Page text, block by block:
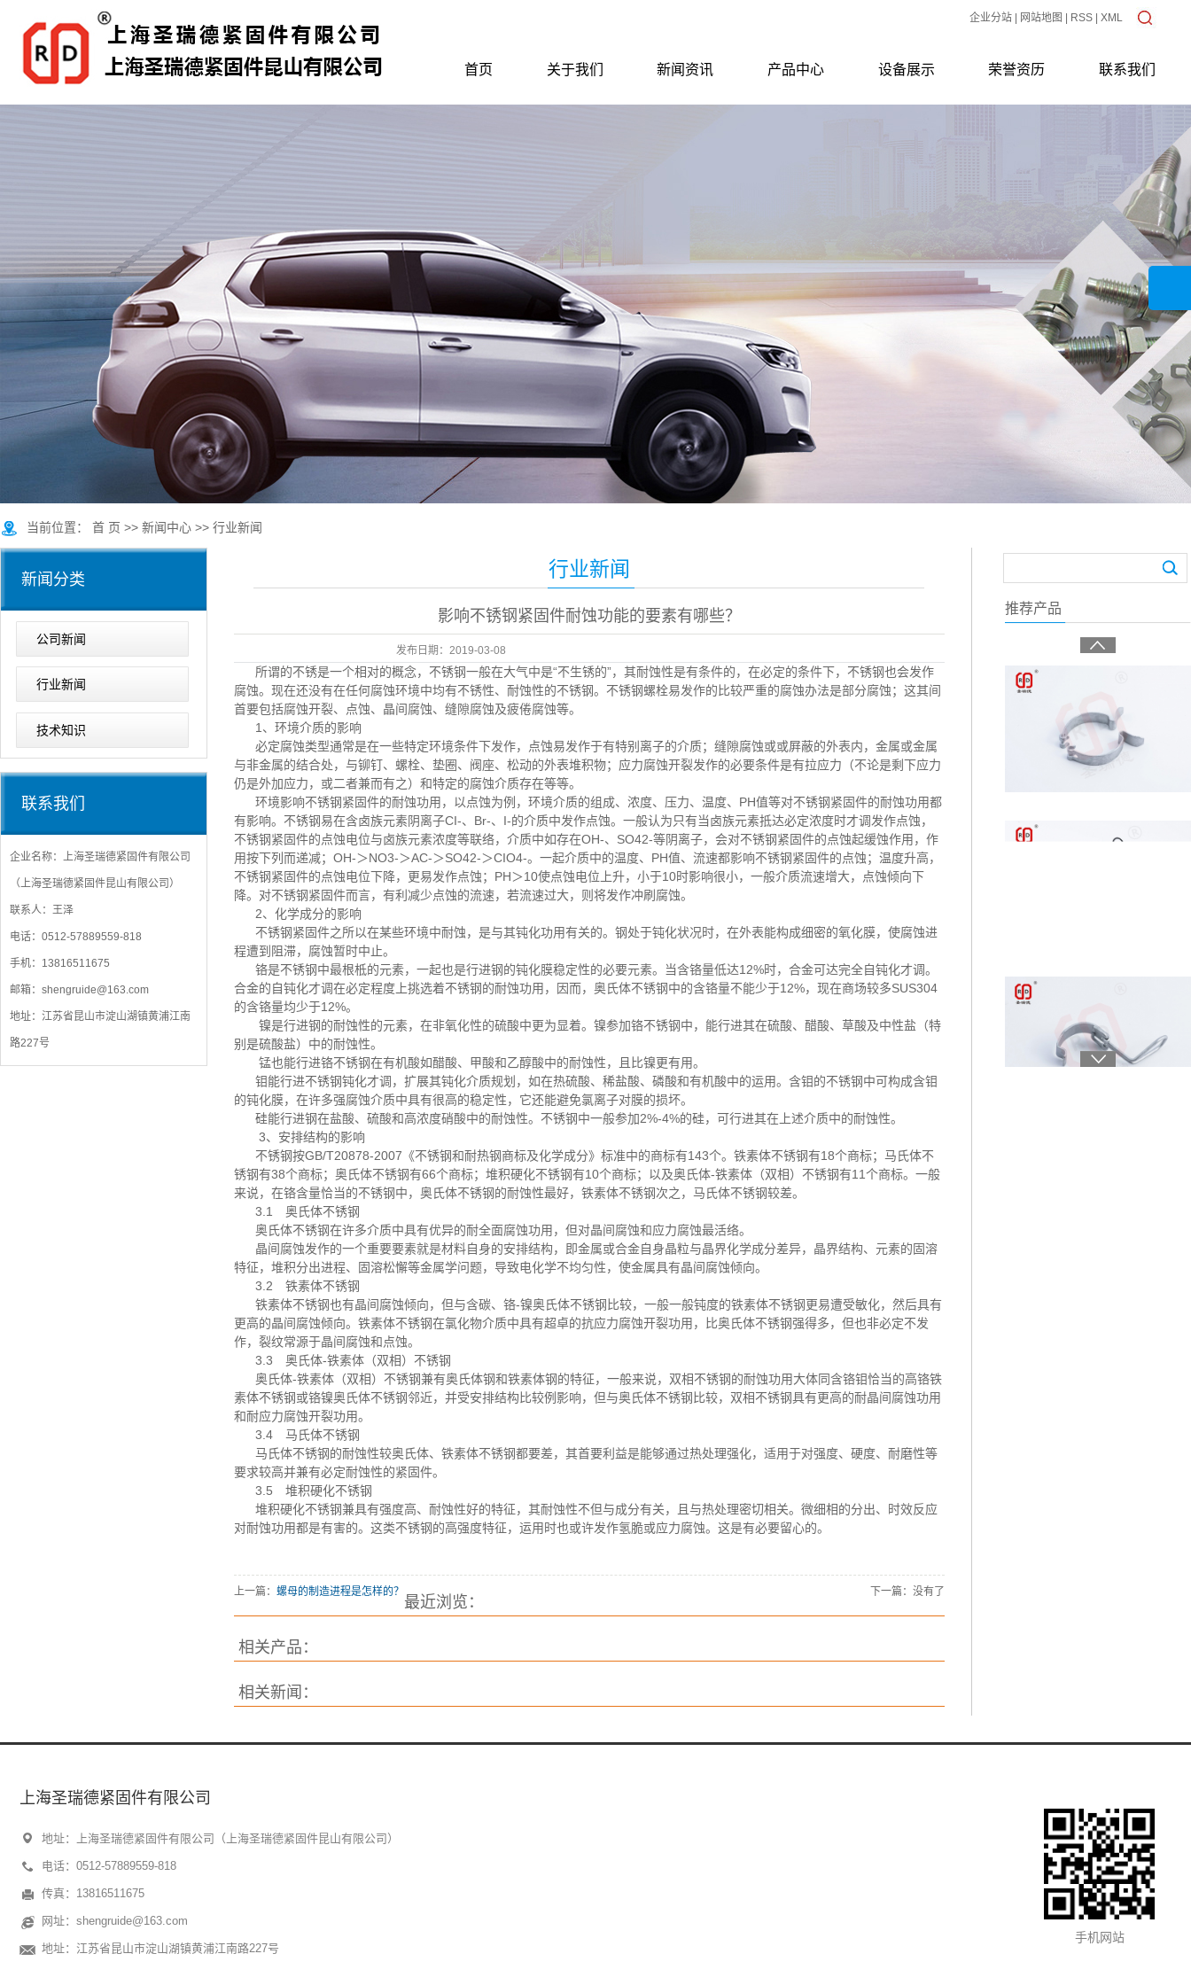
企业分站 网站地图 RSS XML
首页 关于我们 新闻资讯 产品中心
冷镦类
组合件
设备展示 荣誉资历 联系我们
当前位置： 首 页 >> 新闻中心 >> 行业新闻
新闻分类
公司新闻
行业新闻
技术知识
联系我们
企业名称：上海圣瑞德紧固件有限公司
（上海圣瑞德紧固件昆山有限公司）
联系人：王泽
电话：0512-57889559-818
手机：13816511675
邮箱：shengruide@163.com
地址：江苏省昆山市淀山湖镇黄浦江南
路227号
行业新闻
影响不锈钢紧固件耐蚀功能的要素有哪些？
发布日期： 2019-03-08
所谓的不锈是一个相对的概念，不锈钢一般在大气中是“不生锈的”，其耐蚀性是有条件的，在必定的条件下，不锈钢也会发作
腐蚀。现在还没有在任何腐蚀环境中均有不锈性、耐蚀性的不锈钢。不锈钢螺栓易发作的比较严重的腐蚀办法是部分腐蚀；这其间
首要包括腐蚀开裂、点蚀、晶间腐蚀、缝隙腐蚀及疲倦腐蚀等。
1、环境介质的影响
必定腐蚀类型通常是在一些特定环境条件下发作，点蚀易发作于有特别离子的介质；缝隙腐蚀或或屛蔽的外表内，金属或金属
与非金属的结合处，与铆钉、螺栓、垫圈、阀座、松动的外表堆积物；应力腐蚀开裂发作的必要条件是有拉应力（不论是剩下应力
仍是外加应力，或二者兼而有之）和特定的腐蚀介质存在等等。
环境影响不锈钢紧固件的耐蚀功用，以点蚀为例，环境介质的组成、浓度、压力、温度、PH值等对不锈钢紧固件的耐蚀功用都
有影响。不锈钢易在含卤族元素阴离子CI-、Br-、I-的介质中发作点蚀。一般认为只有当卤族元素抵达必定浓度时才调发作点蚀，
不锈钢紧固件的点蚀电位与卤族元素浓度等联络，介质中如存在OH-、SO42-等阴离子，会对不锈钢紧固件的点蚀起缓蚀作用，作
用按下列而递减；OH-＞NO3-＞AC-＞SO42-＞CIO4-。一起介质中的温度、PH值、流速都影响不锈钢紧固件的点蚀；温度升高，
不锈钢紧固件的点蚀电位下降，更易发作点蚀；PH＞10使点蚀电位上升，小于10时影响很小，一般介质流速增大，点蚀倾向下
降。对不锈钢紧固件而言，有利减少点蚀的流速，若流速过大，则将发作冲刷腐蚀。
2、化学成分的影响
不锈钢紧固件之所以在某些环境中耐蚀，是与其钝化功用有关的。钢处于钝化状况时，在外表能构成细密的氧化膜，使腐蚀进
程遭到阻滞，腐蚀暂时中止。
铬是不锈钢中最根柢的元素，一起也是行进钢的钝化膜稳定性的必要元素。当含铬量低达12%时，合金可达完全自钝化才调。
合金的自钝化才调在必定程度上挑选着不锈钢的耐蚀功用，因而，奥氏体不锈钢中的含铬量不能少于12%，现在商场较多SUS304
的含铬量均少于12%。
镍是行进钢的耐蚀性的元素，在非氧化性的硫酸中更为显着。镍参加铬不锈钢中，能行进其在硫酸、醋酸、草酸及中性盐（特
别是硫酸盐）中的耐蚀性。
锰也能行进铬不锈钢在有机酸如醋酸、甲酸和乙醇酸中的耐蚀性，且比镍更有用。
钼能行进不锈钢钝化才调，扩展其钝化介质规划，如在热硫酸、稀盐酸、磷酸和有机酸中的运用。含钼的不锈钢中可构成含钼
的钝化膜，在许多强腐蚀介质中具有很高的稳定性，它还能避免氯离子对膜的损坏。
硅能行进钢在盐酸、硫酸和高浓度硝酸中的耐蚀性。不锈钢中一般参加2%-4%的硅，可行进其在上述介质中的耐蚀性。
3、安排结构的影响
不锈钢按GB/T20878-2007《不锈钢和耐热钢商标及化学成分》标准中的商标有143个。铁素体不锈钢有18个商标；马氏体不
锈钢有38个商标；奥氏体不锈钢有66个商标；堆积硬化不锈钢有10个商标；以及奥氏体-铁素体（双相）不锈钢有11个商标。一般
来说，在铬含量恰当的不锈钢中，奥氏体不锈钢的耐蚀性最好，铁素体不锈钢次之，马氏体不锈钢较差。
3.1 奥氏体不锈钢
奥氏体不锈钢在许多介质中具有优异的耐全面腐蚀功用，但对晶间腐蚀和应力腐蚀最活络。
晶间腐蚀发作的一个重要要素就是材料自身的安排结构，即金属或合金自身晶粒与晶界化学成分差异，晶界结构、元素的固溶
特征，堆积分出进程、固溶松懈等金属学问题，导致电化学不均匀性，使金属具有晶间腐蚀倾向。
3.2 铁素体不锈钢
铁素体不锈钢也有晶间腐蚀倾向，但与含碳、铬-镍奥氏体不锈钢比较，一般一般钝度的铁素体不锈钢更易遭受敏化，然后具有
更高的晶间腐蚀倾向。铁素体不锈钢在氯化物介质中具有超卓的抗应力腐蚀开裂功用，比奥氏体不锈钢强得多，但也非必定不发
作，裂纹常源于晶间腐蚀和点蚀。
3.3 奥氏体-铁素体（双相）不锈钢
奥氏体-铁素体（双相）不锈钢兼有奥氏体钢和铁素体钢的特征，一般来说，双相不锈钢的耐蚀功用大体同含铬钼恰当的高铬铁
素体不锈钢或铬镍奥氏体不锈钢邻近，并受安排结构比较例影响，但与奥氏体不锈钢比较，双相不锈钢具有更高的耐晶间腐蚀功用
和耐应力腐蚀开裂功用。
3.4 马氏体不锈钢
马氏体不锈钢的耐蚀性较奥氏体、铁素体不锈钢都要差，其首要利益是能够通过热处理强化，适用于对强度、硬度、耐磨性等
要求较高并兼有必定耐蚀性的紧固件。
3.5 堆积硬化不锈钢
堆积硬化不锈钢兼具有强度高、耐蚀性好的特征，其耐蚀性不但与成分有关，且与热处理密切相关。微细相的分出、时效反应
对耐蚀功用都是有害的。这类不锈钢的高强度特征，运用时也或许发作氢脆或应力腐蚀。这是有必要留心的。
上一篇： 螺母的制造进程是怎样的？ 下一篇：没有了
最近浏览：
相关产品：
相关新闻：
推荐产品
上海圣瑞德紧固件有限公司
地址：上海圣瑞德紧固件有限公司（上海圣瑞德紧固件昆山有限公司）
电话：0512-57889559-818
传真：13816511675
网址：shengruide@163.com
地址：江苏省昆山市淀山湖镇黄浦江南路227号
手机网站